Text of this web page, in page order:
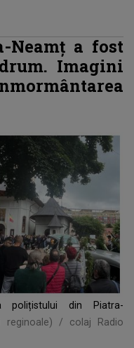
a fost
Imagini
polițistului din Piatra-
reginoale) / colaj Radio